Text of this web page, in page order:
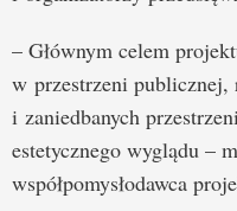
– Głównym celem
w przestrzeni publicznej,
i zaniedbanych
estetycznego wyglądu –
współpomysłodawca